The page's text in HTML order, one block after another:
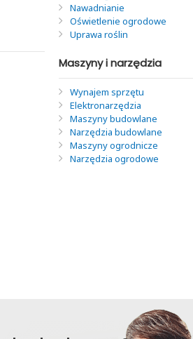
Nawadnianie
Oświetlenie ogrodowe
Uprawa roślin
Maszyny i narzędzia
Wynajem sprzętu
Elektronarzędzia
Maszyny budowlane
Narzędzia budowlane
Maszyny ogrodnicze
Narzędzia ogrodowe